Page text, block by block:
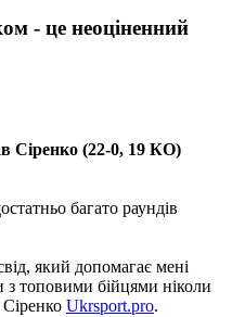
- це неоціненний
Сіренко (22-0, 19 КО)
багато раундів
який допомагає мені
з топовими бійцями ніколи
Ukrsport.pro.